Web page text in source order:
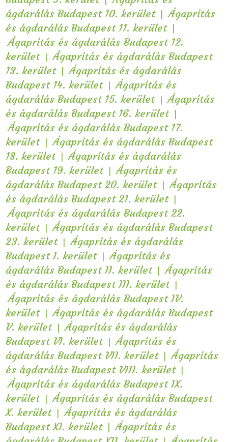
ágdarálás Budapest 10. kerület | Ágaprítás
és ágdarálás Budapest 11. kerület |
Ágaprítás és ágdarálás Budapest 12.
kerület | Ágaprítás és ágdarálás Budapest
13. kerület | Ágaprítás és ágdarálás
Budapest 14. kerület | Ágaprítás és
ágdarálás Budapest 15. kerület | Ágaprítás
és ágdarálás Budapest 16. kerület |
Ágaprítás és ágdarálás Budapest 17.
kerület | Ágaprítás és ágdarálás Budapest
18. kerület | Ágaprítás és ágdarálás
Budapest 19. kerület | Ágaprítás és
ágdarálás Budapest 20. kerület | Ágaprítás
és ágdarálás Budapest 21. kerület |
Ágaprítás és ágdarálás Budapest 22.
kerület | Ágaprítás és ágdarálás Budapest
23. kerület | Ágaprítás és ágdarálás
Budapest I. kerület | Ágaprítás és
ágdarálás Budapest II. kerület | Ágaprítás
és ágdarálás Budapest III. kerület |
Ágaprítás és ágdarálás Budapest IV.
kerület | Ágaprítás és ágdarálás Budapest
V. kerület | Ágaprítás és ágdarálás
Budapest VI. kerület | Ágaprítás és
ágdarálás Budapest VII. kerület | Ágaprítás
és ágdarálás Budapest VIII. kerület |
Ágaprítás és ágdarálás Budapest IX.
kerület | Ágaprítás és ágdarálás Budapest
X. kerület | Ágaprítás és ágdarálás
Budapest XI. kerület | Ágaprítás és